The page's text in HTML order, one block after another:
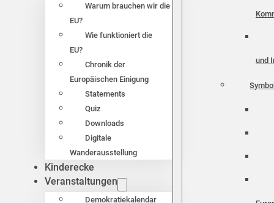
Warum brauchen wir die
EU?
Wie funktioniert die
EU?
Chronik der
Europäischen Einigung
Statements
Quiz
Downloads
Digitale
Wanderausstellung
Kinderecke
Veranstaltungen
Demokratiekalendar
und